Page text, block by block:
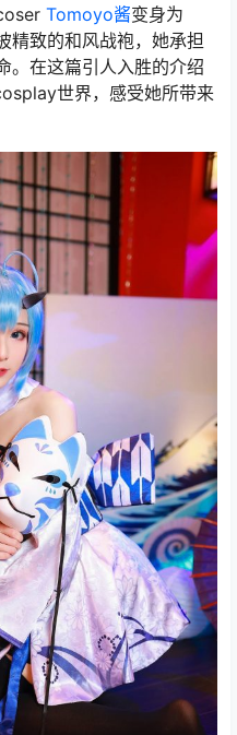
Tomoyo酱变身为
精致的和风战袍，她承担
。在这篇引人入胜的介绍
世界，感受她所带来